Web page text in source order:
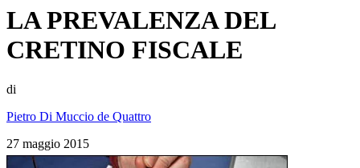
LA PREVALENZA DEL
CRETINO FISCALE
di
Pietro Di Muccio de Quattro
27 maggio 2015